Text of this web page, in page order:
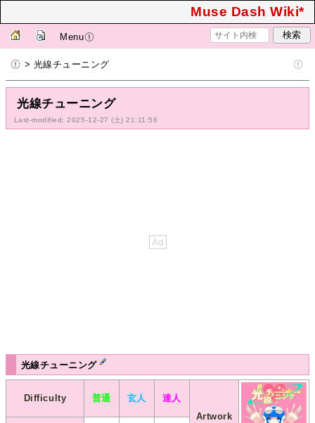
Muse Dash Wiki*
Menu
> 光線チューニング
光線チューニング
Last-modified: 2025-12-27 (土) 21:11:56
光線チューニング
Difficulty 普通 玄人
達人
Artwork